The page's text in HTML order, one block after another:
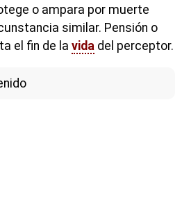
o ampara por muerte
similar. Pensión o
el fin de la vida del perceptor.